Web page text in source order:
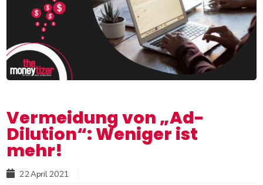
Vermeidung von „Ad-
Dilution“: Weniger ist
mehr!
22 April 2021